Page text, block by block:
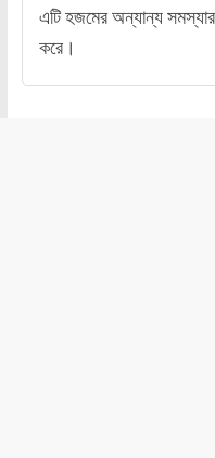
এটি হজমের অন্যান্য
করে।